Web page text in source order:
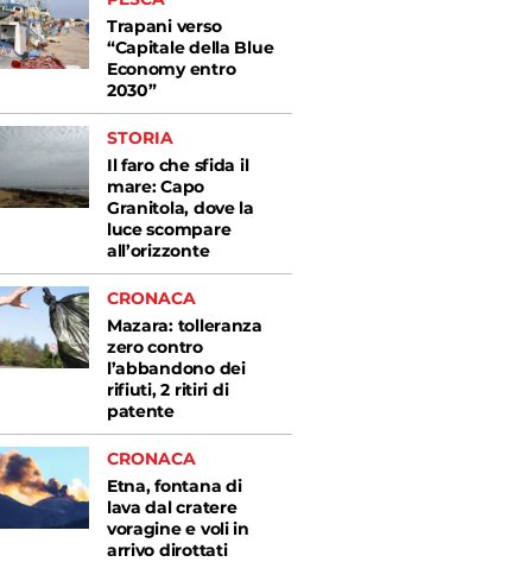
Trapani verso
“Capitale della Blue
Economy entro
2030”
STORIA
Il faro che sfida il
mare: Capo
Granitola, dove la
luce scompare
all’orizzonte
CRONACA
Mazara: tolleranza
zero contro
l’abbandono dei
rifiuti, 2 ritiri di
patente
CRONACA
Etna, fontana di
lava dal cratere
voragine e voli in
arrivo dirottati